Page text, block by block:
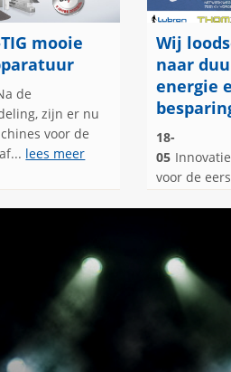
mooie
de
zijn er nu
voor de
lees meer
Wij
naar
energie
18-
05
voor de